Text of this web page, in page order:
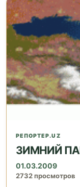
РЕПОРТЕР.UZ
ЗИМНИЙ
01.03.2009
2732 просмотров